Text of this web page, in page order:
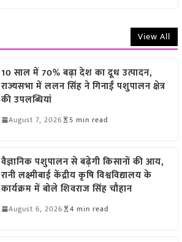
View All
10 साल में 70% बढ़ा देश का दूध उत्पादन,
राज्यसभा में ललन सिंह ने गिनाईं पशुपालन क्षेत्र
की उपलब्धियां
August 7, 2026 5 min read
वैज्ञानिक पशुपालन से बढ़ेगी किसानों की आय,
रानी लक्ष्मीबाई केंद्रीय कृषि विश्वविद्यालय के
कार्यक्रम में बोले शिवराज सिंह चौहान
August 6, 2026 4 min read